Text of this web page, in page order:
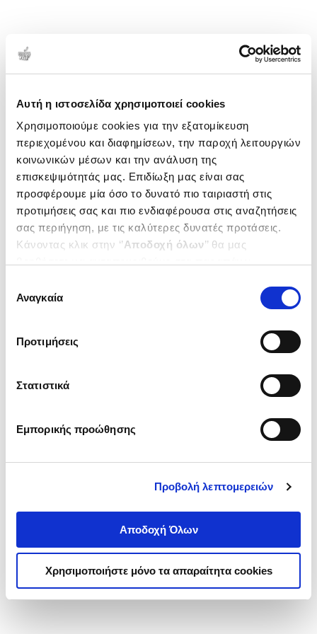
Αυτή η ιστοσελίδα χρησιμοποιεί cookies
Χρησιμοποιούμε cookies για την εξατομίκευση
περιεχομένου και διαφημίσεων, την παροχή λειτουργιών
κοινωνικών μέσων και την ανάλυση της
επισκεψιμότητάς μας. Επιδίωξη μας είναι σας
προσφέρουμε μία όσο το δυνατό πιο ταιριαστή στις
προτιμήσεις σας και πιο ενδιαφέρουσα στις αναζητήσεις
σας περιήγηση, με τις καλύτερες δυνατές προτάσεις.
Κάνοντας κλικ στην ‘’Αποδοχή όλων’’ θα μας
ενδιαφέρουν και να επιλέξετε από τα παρακάτω με την
΄΄και να ενημερωθείτε σχετικά με
συγκατάθεσης
Αναγκαία
Προτιμήσεις
Στατιστικά
Εμπορικής προώθησης
Προβολή λεπτομερειών
Αποδοχή Όλων
Χρησιμοποιήστε μόνο τα απαραίτητα cookies